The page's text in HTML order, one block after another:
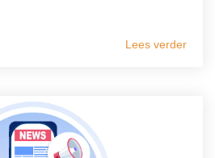
Lees verder